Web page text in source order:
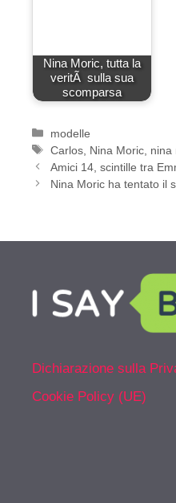
Nina Moric, tutta la
veritÃ sulla sua
scomparsa
Categorie
modelle
Tag
Carlos Nina Moric nina
Amici 14, scintille tra
Nina Moric ha tentato il
Dichiarazione sulla
Cookie Policy (UE)